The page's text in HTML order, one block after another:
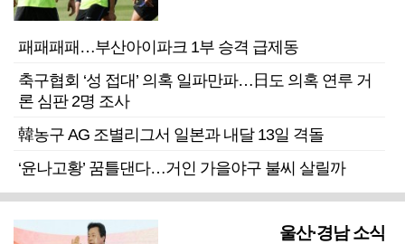
패패패패…부산아이파크 1부 승격 급제동
축구협회 ‘성 접대’ 의혹 일파만파…日도 의혹 연루 거
론 심판 2명 조사
韓농구 AG 조별리그서 일본과 내달 13일 격돌
‘윤나고황’ 꿈틀댄다…거인 가을야구 불씨 살릴까
울산·경남 소식